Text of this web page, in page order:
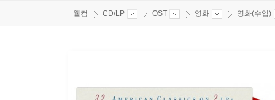
웰컴 CD/LP OST 영화 영화(수입)